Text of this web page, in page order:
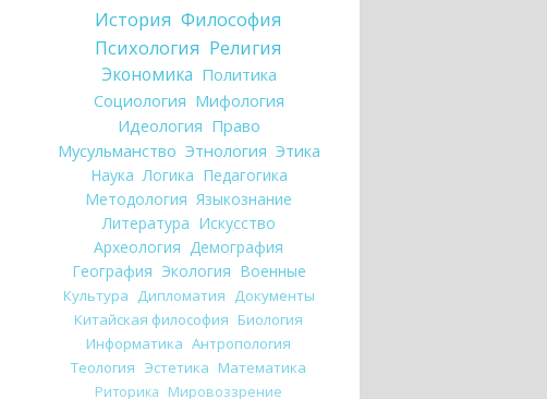
История Философия
Психология Религия
Экономика Политика
Социология Мифология
Идеология Право
Мусульманство Этнология Этика
Наука Логика Педагогика
Методология Языкознание
Литература Искусство
Археология Демография
География Экология Военные
Культура Дипломатия Документы
Китайская философия Биология
Информатика Антропология
Теология Эстетика Математика
Риторика Мировоззрение